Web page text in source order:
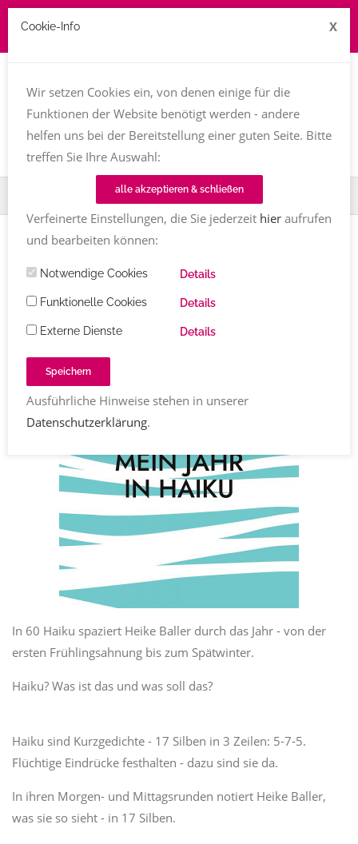
TT-Magazin Buchvorstellung Mein Jahr in Haiku
Mein Jahr in Haikuvon Heike Baller
26.01.2022
1967
In 60 Haiku spaziert Heike Baller durch das Jahr - von der
ersten Frühlingsahnung bis zum Spätwinter.
Haiku? Was ist das und was soll das?
Haiku sind Kurzgedichte - 17 Silben in 3 Zeilen: 5-7-5.
Flüchtige Eindrücke festhalten - dazu sind sie da.
In ihren Morgen- und Mittagsrunden notiert Heike Baller,
was sie so sieht - in 17 Silben.
Cookie-Info X
Wir setzen Cookies ein, von denen einige für die
Funktionen der Website benötigt werden - andere
helfen uns bei der Bereitstellung einer guten Seite. Bitte
treffen Sie Ihre Auswahl:
alle akzeptieren & schließen
Verfeinerte Einstellungen, die Sie jederzeit hieraufrufen
und bearbeiten können:
Notwendige Cookies Details
Funktionelle Cookies Details
Externe Dienste Details
Speichern
Ausführliche Hinweise stehen in unserer
Datenschutzerklärung.